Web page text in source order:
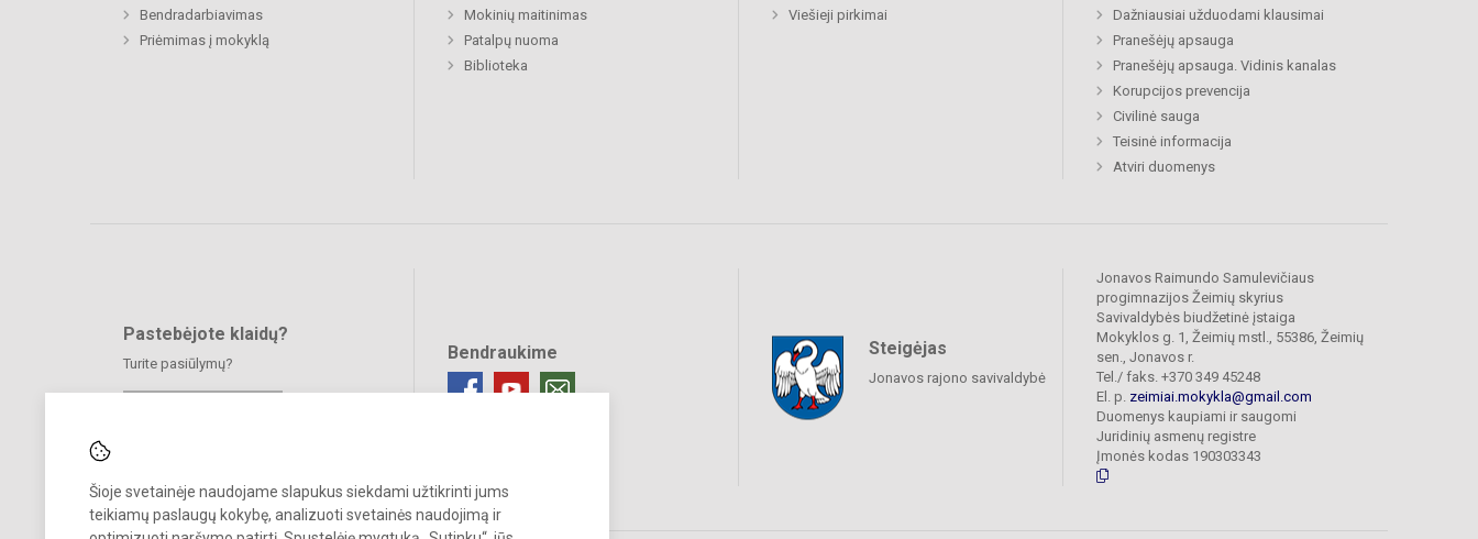
Šioje svetainėje naudojame slapukus siekdami užtikrinti jums
teikiamų paslaugų kokybę, analizuoti svetainės naudojimą ir
Bendradarbiavimas
Priėmimas į mokyklą
Mokinių maitinimas
Patalpų nuoma
Biblioteka
Viešieji pirkimai
Dažniausiai užduodami klausimai
Pranešėjų apsauga
Pranešėjų apsauga. Vidinis kanalas
Korupcijos prevencija
Civilinė sauga
Teisinė informacija
Atviri duomenys
Pastebėjote klaidų?
Turite pasiūlymų?
Bendraukime Steigėjas
Jonavos rajono savivaldybė
Jonavos Raimundo Samulevičiaus
progimnazijos Žeimių skyrius
Savivaldybės biudžetinė įstaiga
Mokyklos g. 1, Žeimių mstl., 55386, Žeimių
sen., Jonavos r.
Tel./ faks. +370 349 45248
El. p. zeimiai.mokykla@gmail.com
Duomenys kaupiami ir saugomi
Juridinių asmenų registre
Įmonės kodas 190303343